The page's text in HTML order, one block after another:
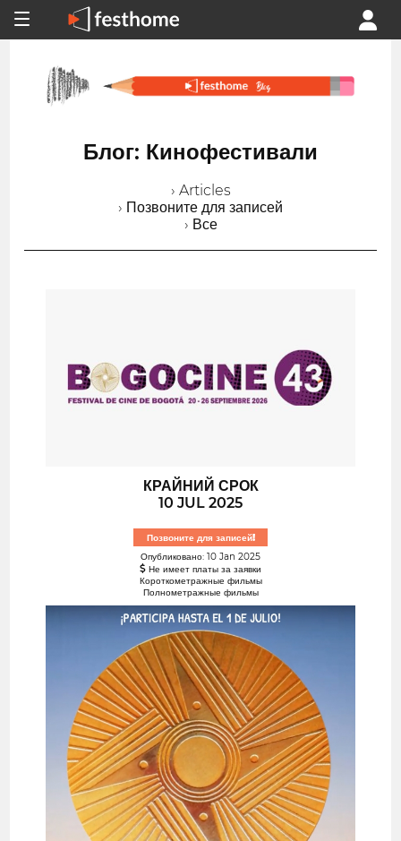
Блог: Кинофестивали
› Articles
› Позвоните для записей
› Все
КРАЙНИЙ СРОК
10 JUL 2025
Позвоните для записей!
Опубликовано: 10 Jan 2025
Не имеет платы за заявки
Короткометражные фильмы
Полнометражные фильмы